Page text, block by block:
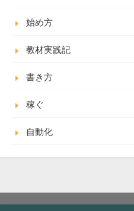
始め方
教材実践記
書き方
稼ぐ
自動化